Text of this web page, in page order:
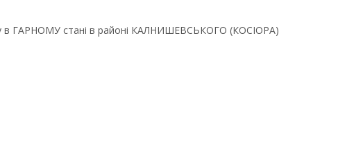
в ГАРНОМУ стані в районі КАЛНИШЕВСЬКОГО (КОСІОРА)